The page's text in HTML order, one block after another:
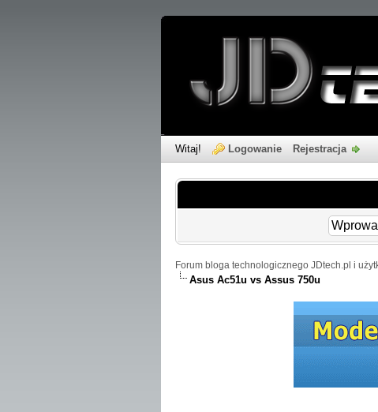
Witaj! Logowanie Rejestracja
Forum bloga technologicznego JDtech.pl i
Asus Ac51u vs Assus 750u